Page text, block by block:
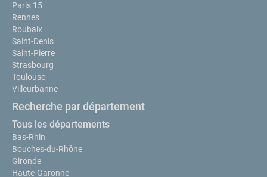
Paris 15
Rennes
Roubaix
Saint-Denis
Saint-Pierre
Strasbourg
Toulouse
Villeurbanne
Recherche par département
Tous les départements
Bas-Rhin
Bouches-du-Rhône
Gironde
Haute-Garonne